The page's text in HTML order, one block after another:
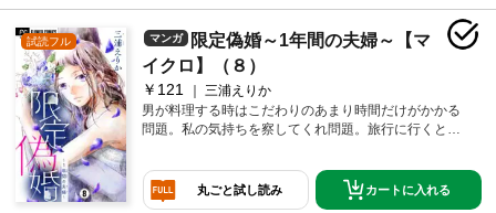
試読フル マンガ
限定偽婚～1年間の夫婦～【マ
イクロ】（８）
￥121
三浦えりか
男が料理する時はこだわりのあまり時間だけがかかる
問題。私の気持ちを察してくれ問題。旅行に行くとわ
リアできるのか？ そして、謎多きこの男・昴の本性も
少しずつ明らかになっていき…？
丸ごと試し読み カートに入れる